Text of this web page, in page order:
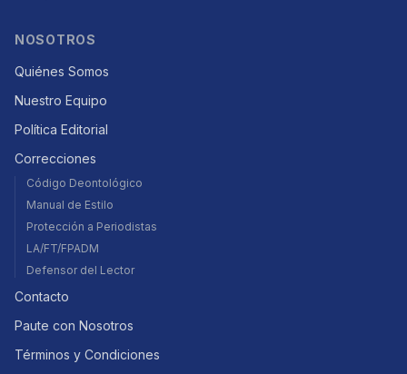
NOSOTROS
Quiénes Somos
Nuestro Equipo
Política Editorial
Correcciones
Código Deontológico
Manual de Estilo
Protección a Periodistas
LA/FT/FPADM
Defensor del Lector
Contacto
Paute con Nosotros
Términos y Condiciones